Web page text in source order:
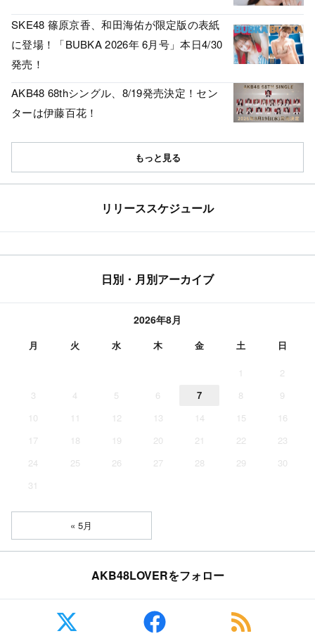
SKE48 篠原京香、和田海佑が限定版の表紙
に登場！「BUBKA 2026年 6月号」本日4/30
発売！
AKB48 68thシングル、8/19発売決定！セン
ターは伊藤百花！
もっと見る
リリーススケジュール
日別・月別アーカイブ
2026年8月
月 火 水 木 金 土 日
1
2
3
4 5 6 7 8
9
10
11 12 13 14 15
16
17
18 19 20 21 22
23
24
25 26 27 28 29
30
31
« 5月
AKB48LOVERをフォロー